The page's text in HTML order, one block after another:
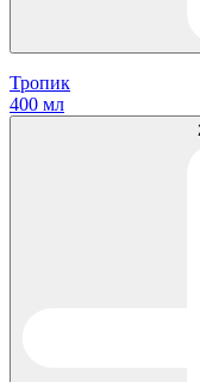
Тропик
400 мл